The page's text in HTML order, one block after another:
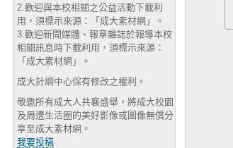
2.歡迎與本校相關之公益活動下載利
用，須標示來源：「成大素材網」。
3.歡迎新聞媒體、報章雜誌於報導本校
相關訊息時下載利用，須標示來源：
「成大素材網」。
成大計網中心保有修改之權利。
敬邀所有成大人共襄盛舉，將成大校園
及周遭生活圈的美好影像或圖像無償分
享至成大素材網。
我要投稿